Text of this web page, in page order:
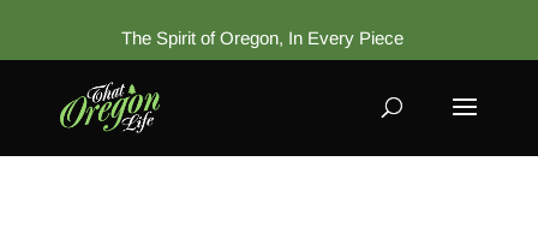
The Spirit of Oregon, In Every Piece